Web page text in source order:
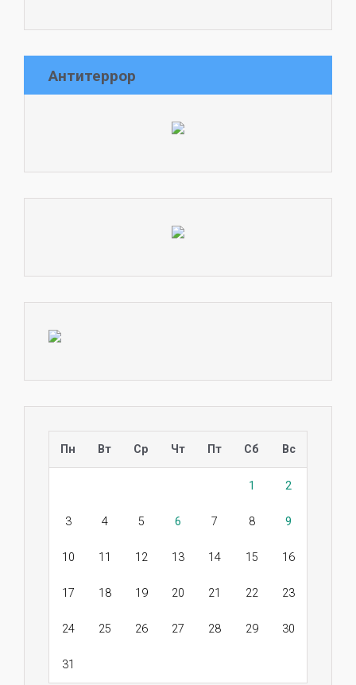
Антитеррор
Пн Вт Ср Чт Пт Сб Вс
1 2
3 4 5 6 7 8 9
10 11 12 13 14 15 16
17 18 19 20 21 22 23
24 25 26 27 28 29 30
31